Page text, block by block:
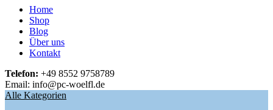
Home
Shop
Blog
Über uns
Kontakt
Telefon: +49 8552 9758789
Email: info@pc-woelfl.de
Alle Kategorien